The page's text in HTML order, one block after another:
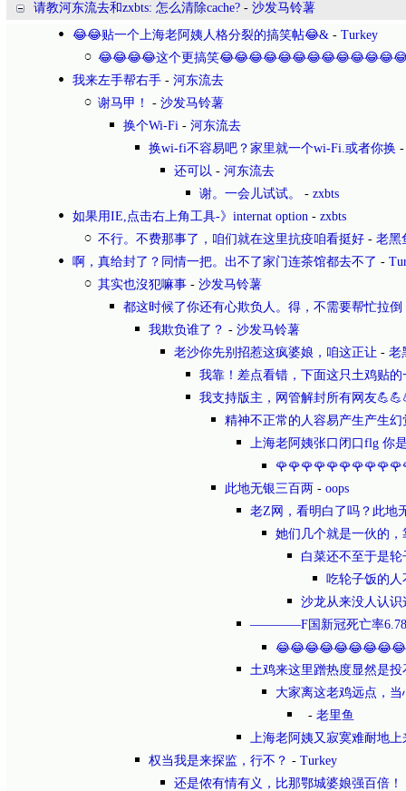
请教河东流去和zxbts: 怎么清除cache? - 沙发马铃薯
😂😂贴一个上海老阿姨人格分裂的搞笑帖😂& - Turkey
😂😂😂😂这个更搞笑
我来左手帮右手 - 河东流去
谢马甲！
- 沙发马铃薯
换个Wi-Fi - 河东流去
换wi-fi不容易吧？家里就一个wi-Fi.或者你换
还可以 - 河东流去
谢。一会儿试试。
- zxbts
如果用IE,点击右上角工具-》internat option - zxbts
不行。不费那事了，咱们就在这里抗疫咱看挺好 - 老黑
啊，真给封了？同情一把。出不了家门连茶馆都去不了 -
其实也沒犯嘛事 - 沙发马铃薯
都这时候了你还有心欺负人。得，不需要帮忙拉
我欺负谁了？ - 沙发马铃薯
老沙你先别招惹这疯婆娘，咱这正让 - 老
我靠！差点看错，下面这只土鸡贴
我支持版主，网管解封所有网友
精神不正常的人容易产生产生
上海老阿姨张口闭口flg 你
此地无银三百两 - oops
老Z网，看明白了吗？此地
她们几个就是一伙的
白菜还不至于是
吃轮子饭的
沙龙从来没人认
————F国新冠死亡率
土鸡来这里蹭热度显然是
大家离这老鸡远点，
- 老里鱼
上海老阿姨又寂寞难耐地上
权当我是来探监，行不？ - Turkey
还是侬有情有义，比那鄂城婆娘强百倍！